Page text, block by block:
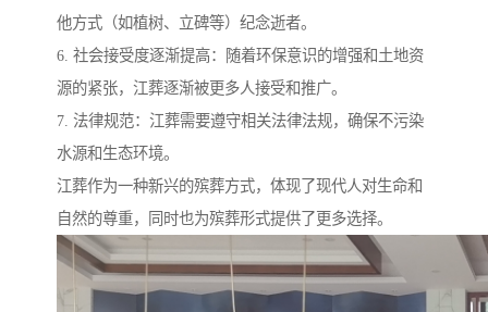
他方式（如植树、立碑等）纪念逝者。
6. 社会接受度逐渐提高：随着环保意识的增强和土地资
源的紧张，江葬逐渐被更多人接受和推广。
7. 法律规范：江葬需要遵守相关法律法规，确保不污染
水源和生态环境。
江葬作为一种新兴的殡葬方式，体现了现代人对生命和
自然的尊重，同时也为殡葬形式提供了更多选择。